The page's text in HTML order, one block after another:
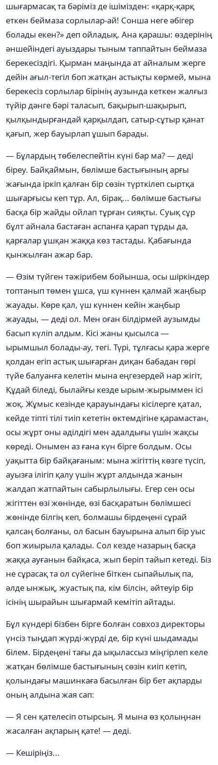
шығармасақ та бәріміз де ішімізден: «қарқ-қарқ
еткен беймаза сорлылар-ай! Сонша неге әбігер
болады екен?» деп ойладық. Ана қарашы: өздерінің
әншейіндегі ауыздары тыным таппайтын беймаза
берекесіздігі. Қырман маңында ат айналым жерге
дейін ағыл-тегіл боп жатқан астықты көрмей, мына
берекесіз сорлылар бірінің аузында кеткен жалғыз
түйір дәнге бәрі таласып, бақырып-шақырып,
қылқындырғандай қарқылдап, сатыр-сұтыр қанат
қағып, жер бауырлап ұшып барады.
— Бұлардың төбелеспейтін күні бар ма? — деді
біреу. Байқаймын, бөлімше бастығының арғы
жағында іркіп қалған бір сөзін түрткілеп сыртқа
шығарғысы кеп тұр. Ал, бірақ... бөлімше бастығы
басқа бір жайды ойлап тұрған сияқты. Суық сұр
бұлт айнала бастаған аспанға қарап тұрды да,
қарғалар ұшқан жаққа көз тастады. Қабағында
қынжылған ажар бар.
— Өзім түйген тәжірибем бойынша, осы шіркіндер
топтанып төмен ұшса, үш күннен қалмай жаңбыр
жауады. Көре қал, үш күннен кейін жаңбыр
жауады, — деді ол. Мен оған білдірмей аузымды
басып күліп алдым. Кісі жаны қысылса —
ырымшыл болады-ау, тегі. Түрі, тұлғасы қара жерге
қолдан егіп астық шығарған диқан бабадан гөрі
түйе балуанға келетін мына еңгезердей нар жігіт,
Құдай біледі, былайғы кезде ырым-жырыммен ісі
жоқ. Жұмыс кезінде қарауындағы кісілерге қатал,
кейде тіпті тілі тиіп кететін өктемдігіне қарамастан,
осы жұрт оны әділдігі мен адалдығы үшін жақсы
көреді. Онымен аз ғана күн бірге болдым. Осы
уақытта бір байқағаным: мына жігіттің көзге түсіп,
ауызға ілігіп қалу үшін жұрт алдында жанын
жалдап жатпайтын сабырлылығы. Егер сен осы
жігіттен өзі жөнінде, өзі басқаратын бөлімшесі
жөнінде білгің кеп, болмашы бірдеңені сұрай
қалсаң болғаны, ол басын бауырына алып бір уыс
боп жиырыла қалады. Сол кезде назарың басқа
жаққа ауғанын байқаса, жып беріп тайып кетеді. Біз
не сұрасақ та ол сүйегіне біткен сыпайылық па,
әлде ынжық, жуастық па, кім білсін, әйтеуір бір
ісінің шырайын шығармай кемітіп айтады.
Бұл күндері бізбен бірге болған совхоз директоры
үнсіз тыңдап жүрді-жүрді де, бір күні шыдамады
білем. Бірдеңені тағы да ықылассыз міңгірлеп келе
жатқан бөлімше бастығының сөзін киіп кетіп,
қолындағы машинкаға басылған бір бет ақпарды
оның алдына жая сап:
— Я сен қателесіп отырсың. Я мына өз қолыңнан
жасалған ақпарың қате! — деді.
— Кешіріңіз...